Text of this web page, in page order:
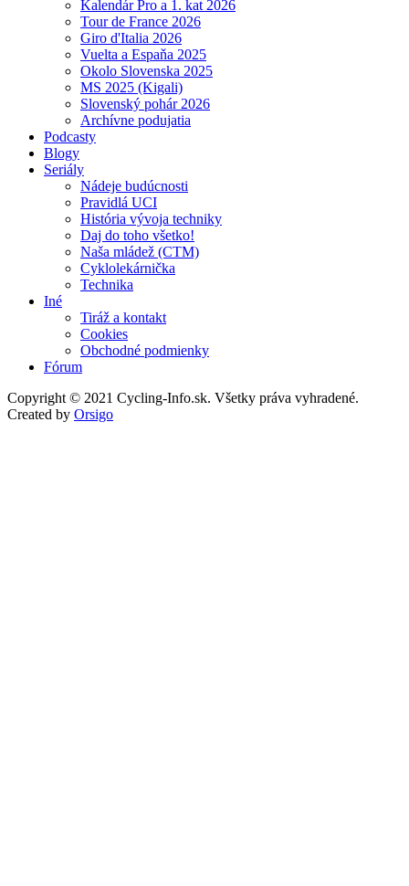
Kalendár Pro a 1. kat 2026
Tour de France 2026
Giro d'Italia 2026
Vuelta a Espaňa 2025
Okolo Slovenska 2025
MS 2025 (Kigali)
Slovenský pohár 2026
Archívne podujatia
Podcasty
Blogy
Seriály
Nádeje budúcnosti
Pravidlá UCI
História vývoja techniky
Daj do toho všetko!
Naša mládež (CTM)
Cyklolekárnička
Technika
Iné
Tiráž a kontakt
Cookies
Obchodné podmienky
Fórum
Copyright © 2021 Cycling-Info.sk. Všetky práva vyhradené.
Created by Orsigo